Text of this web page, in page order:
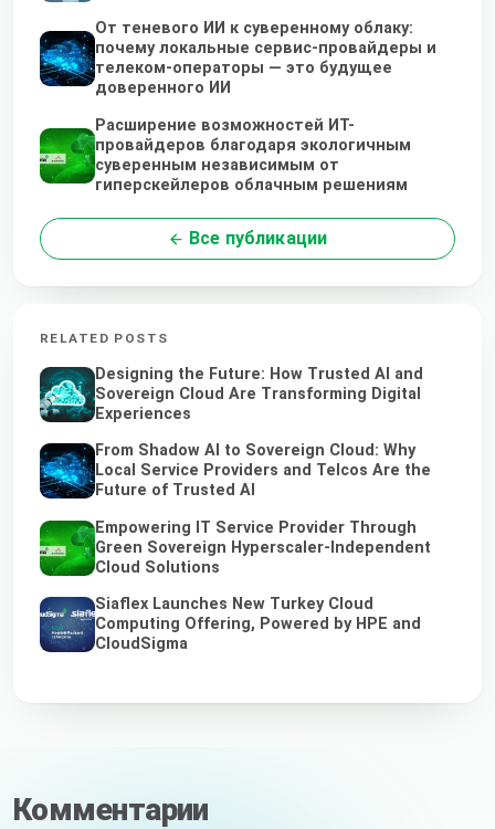
От теневого ИИ к суверенному облаку:
почему локальные сервис-провайдеры и
телеком-операторы — это будущее
доверенного ИИ
Расширение возможностей ИТ-
провайдеров благодаря экологичным
суверенным независимым от
гиперскейлеров облачным решениям
Все публикации
RELATED POSTS
Designing the Future: How Trusted AI and
Sovereign Cloud Are Transforming Digital
Experiences
From Shadow AI to Sovereign Cloud: Why
Local Service Providers and Telcos Are the
Future of Trusted AI
Empowering IT Service Provider Through
Green Sovereign Hyperscaler-Independent
Cloud Solutions
Siaflex Launches New Turkey Cloud
Computing Offering, Powered by HPE and
CloudSigma
Комментарии